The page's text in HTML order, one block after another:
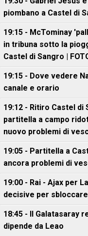
piombano a Castel di
19:15 - McTominay
in tribuna sotto la
Castel di Sangro |
19:15 - Dove vedere
canale e orario
19:12 - Ritiro Castel di
partitella a campo
nuovo problemi di
19:05 - Partitella a
ancora problemi di
19:00 - Rai - Ajax per
decisive per
18:45 - Il Galatasaray
dipende da Leao